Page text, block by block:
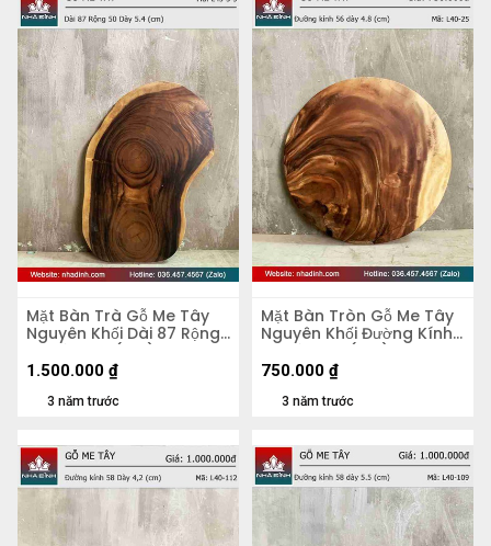
Mặt Bàn Trà Gỗ Me Tây
Nguyên Khối Dài 87 Rộng
50 Dày 5,4 (cm)
3 năm trước
1.500.000 ₫
Mặt Bàn Tròn Gỗ Me Tây
Nguyên Khối Đường Kính
56 Dày 4,8 (cm)
3 năm trước
750.000 ₫